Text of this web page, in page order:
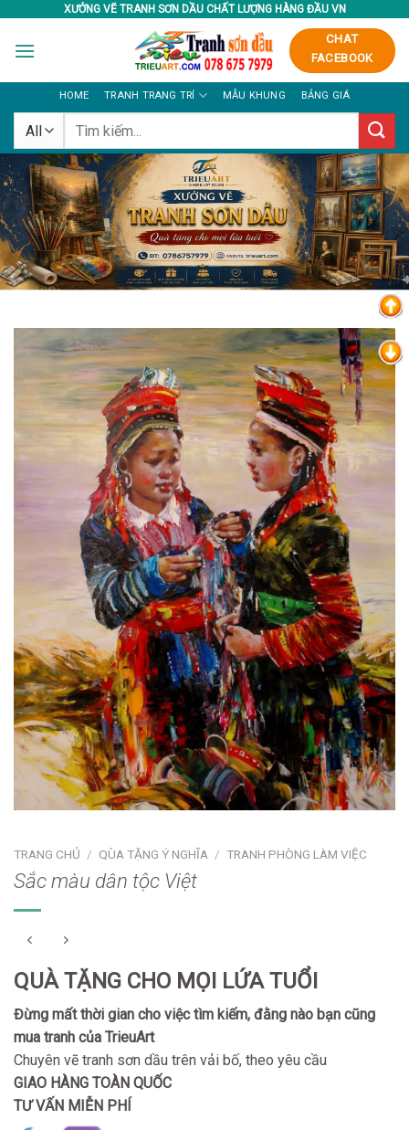
content
XƯỞNG VẼ TRANH SƠN DẦU CHẤT LƯỢNG HÀNG ĐẦU VN
CHAT
FACEBOOK
HOME TRANH TRANG TRÍ MẪU KHUNG BẢNG GIÁ
Tìm
TRANG CHỦ / QÙA TẶNG Ý NGHĨA / TRANH PHÒNG LÀM VIỆC
Sắc màu dân tộc Việt
QUÀ TẶNG CHO MỌI LỨA TUỔI
Đừng mất thời gian cho việc tìm kiếm, đằng nào bạn cũng
mua tranh của TrieuArt
Chuyên vẽ tranh sơn dầu trên vải bố, theo yêu cầu
GIAO HÀNG TOÀN QUỐC
TƯ VẤN MIỄN PHÍ